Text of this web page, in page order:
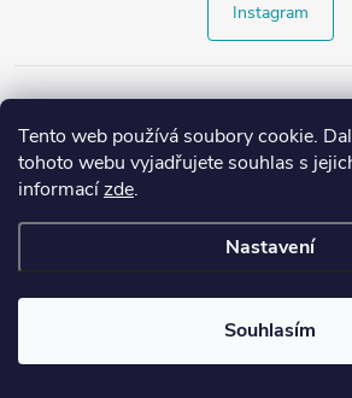
Tento web používá soubory cookie.
tohoto webu vyjadřujete souhlas s
informacízde.
Nastavení
Souhlasím
Instagram
Copyright 2026Style4.cz. Všechna